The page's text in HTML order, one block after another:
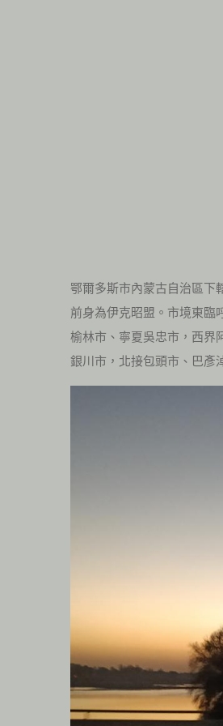
鄂爾多斯市內蒙古自治區下
前身為伊克昭盟。市境東臨
榆林市、寧夏吳忠市，西界
銀川市，北接包頭市、巴彥